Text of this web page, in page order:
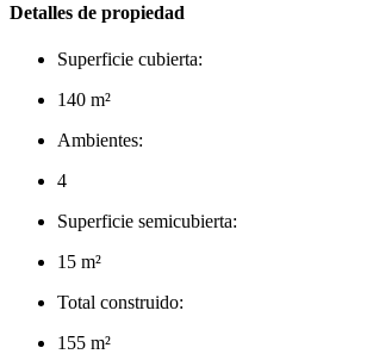
Detalles de propiedad
Superficie cubierta:
140 m²
Ambientes:
4
Superficie semicubierta:
15 m²
Total construido:
155 m²